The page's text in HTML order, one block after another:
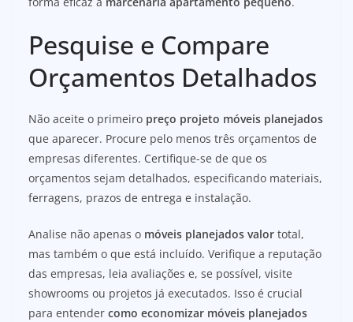
Pesquise e Compare
Orçamentos Detalhados
Não aceite o primeiro preço projeto móveis planejados
que aparecer. Procure pelo menos três orçamentos de
empresas diferentes. Certifique-se de que os
orçamentos sejam detalhados, especificando materiais,
ferragens, prazos de entrega e instalação.
Analise não apenas o móveis planejados valor total,
mas também o que está incluído. Verifique a reputação
das empresas, leia avaliações e, se possível, visite
showrooms ou projetos já executados. Isso é crucial
para entender como economizar móveis planejados